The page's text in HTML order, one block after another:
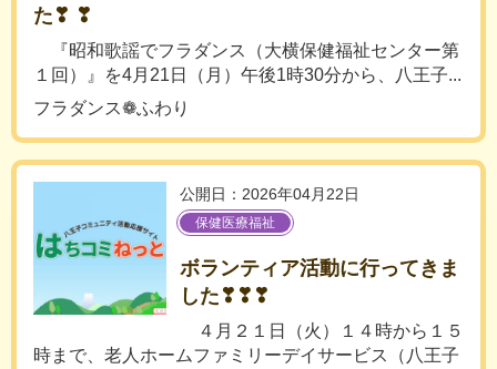
た❣ ❣
『昭和歌謡でフラダンス（大横保健福祉センター第
１回）』を4月21日（月）午後1時30分から、八王子...
フラダンス❁ふわり
公開日：2026年04月22日
保健医療福祉
ボランティア活動に行ってきま
した❣❣❣
４月２１日（火）１４時から１５
時まで、老人ホームファミリーデイサービス（八王子